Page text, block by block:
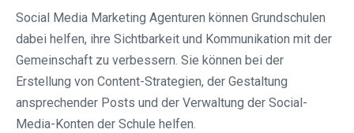
Social Media Marketing Agenturen können Grundschulen
dabei helfen, ihre Sichtbarkeit und Kommunikation mit der
Gemeinschaft zu verbessern. Sie können bei der
Erstellung von Content-Strategien, der Gestaltung
ansprechender Posts und der Verwaltung der Social-
Media-Konten der Schule helfen.